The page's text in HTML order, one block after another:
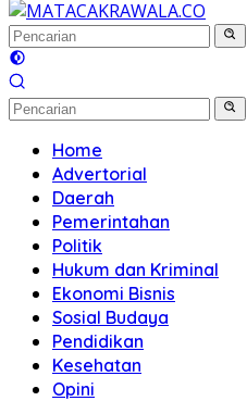
Home
Advertorial
Daerah
Pemerintahan
Politik
Hukum dan Kriminal
Ekonomi Bisnis
Sosial Budaya
Pendidikan
Kesehatan
Opini